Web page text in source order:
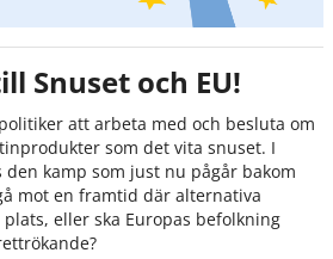
Snuset och EU!
att arbeta med och besluta om
som det vita snuset. I
kamp som just nu pågår bakom
mot en framtid där alternativa
eller ska Europas befolkning